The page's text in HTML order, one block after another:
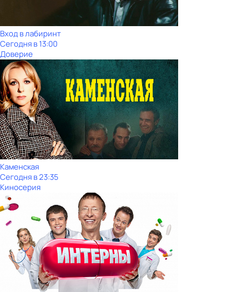
Вход в лабиринт
Сегодня в 13:00
Доверие
Каменская
Сегодня в 23:35
Киносерия